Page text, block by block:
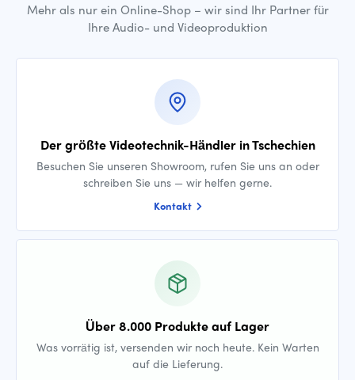
Mehr als nur ein Online-Shop – wir sind Ihr Partner für
Ihre Audio- und Videoproduktion
Der größte Videotechnik-Händler in Tschechien
Besuchen Sie unseren Showroom, rufen Sie uns an oder
schreiben Sie uns — wir helfen gerne.
Kontakt
Über 8.000 Produkte auf Lager
Was vorrätig ist, versenden wir noch heute. Kein Warten
auf die Lieferung.